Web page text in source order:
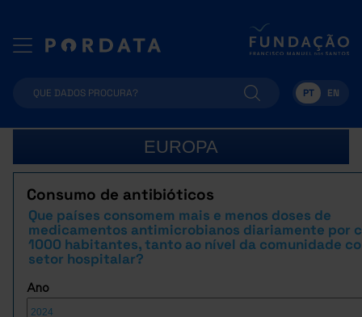
PT EN
EUROPA
Consumo de antibióticos
Que países consomem mais e menos doses de
medicamentos antimicrobianos diariamente por
1000 habitantes, tanto ao nível da comunidade
setor hospitalar?
Ano